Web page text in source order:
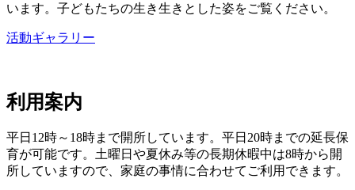
います。子どもたちの生き生きとした姿をご覧ください。
活動ギャラリー
利用案内
平日12時～18時まで開所しています。平日20時までの延長保
育が可能です。土曜日や夏休み等の長期休暇中は8時から開
所していますので、家庭の事情に合わせてご利用できます。